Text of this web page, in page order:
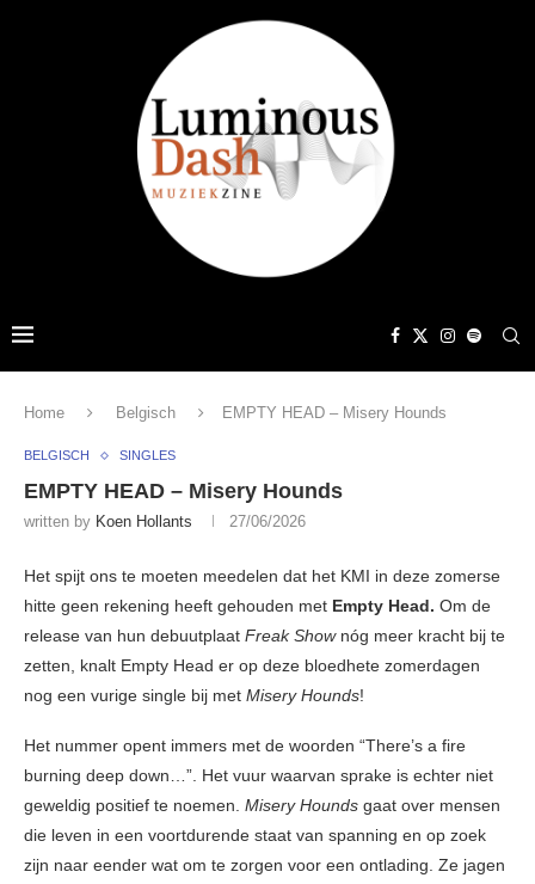
Home Belgisch EMPTY HEAD – Misery Hounds
BELGISCH SINGLES
EMPTY HEAD – Misery Hounds
written by Koen Hollants 27/06/2026
Het spijt ons te moeten meedelen dat het KMI in deze zomerse
hitte geen rekening heeft gehouden met Empty Head. Om de
release van hun debuutplaat Freak Shownóg meer kracht bij te
zetten, knalt Empty Head er op deze bloedhete zomerdagen
nog een vurige single bij met Misery Hounds!
Het nummer opent immers met de woorden “There’s a fire
burning deep down…”. Het vuur waarvan sprake is echter niet
geweldig positief te noemen. Misery Hounds gaat over mensen
die leven in een voortdurende staat van spanning en op zoek
zijn naar eender wat om te zorgen voor een ontlading. Ze jagen